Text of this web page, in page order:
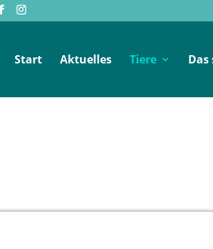
Start Aktuelles Tiere